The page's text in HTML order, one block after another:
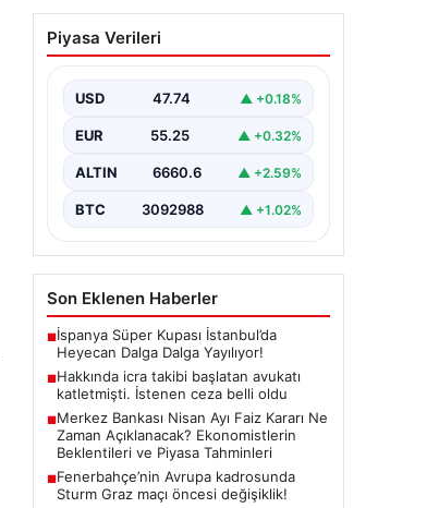
Hakkında icra takibi
başlatan avukatı
belli oldu
{“title”: “İcra Takibine Zarar Verme
Nedeniyle Avukata Yönelik Silahlı
“content”:…
Piyasa Verileri
USD 47.74 ▲ +0.18%
EUR 55.25 ▲ +0.32%
ALTIN 6660.6 ▲ +2.59%
BTC 3092988 ▲ +1.02%
Son Eklenen Haberler
■İspanya Süper Kupası İstanbul’da
Heyecan Dalga Dalga Yayılıyor!
■Hakkında icra takibi başlatan avukatı
katletmişti. İstenen ceza belli oldu
■Merkez Bankası Nisan Ayı Faiz Kararı Ne
Zaman Açıklanacak? Ekonomistlerin
Beklentileri ve Piyasa Tahminleri
■Fenerbahçe’nin Avrupa kadrosunda
Sturm Graz maçı öncesi değişiklik!